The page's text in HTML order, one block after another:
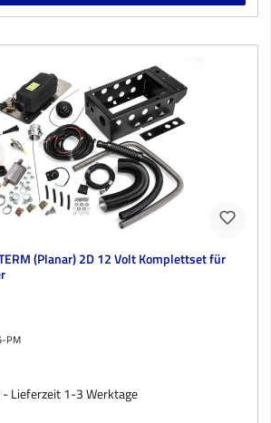
(Planar) 2D 12 Volt Komplettset für
PM
- Lieferzeit 1-3 Werktage